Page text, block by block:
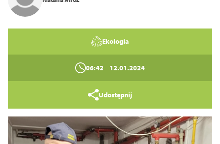
14 16 18
Zamknij
Ekologia
06:42 12.01.2024
Udostępnij